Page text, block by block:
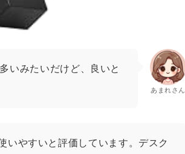
いみたいだけど、良いと
あまれさん
いやすいと評価しています。デスク